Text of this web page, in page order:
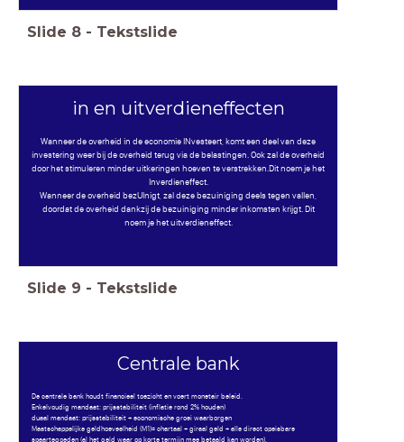
Slide 8 - Tekstslide
in en uitverdieneffecten
Wanneer de overheid in de economie INvesteert, komt een deel van deze
investering weer bij de overheid terug via de belastingen. Ook zal de overheid
door het stimuleren minder uitkeringen hoeven te verstrekken.Dit noem je het
Inverdieneffect.
Wanneer de overheid bezUInigt, zal deze bezuiniging deels tegen vallen,
doordat de overheid dankzij de bezuiniging minder inkomsten krijgt. Dit
noem je het uitverdieneffect.
Slide 9 - Tekstslide
Centrale bank
De centrale bank houdt financieel toezicht en voert monetair beleid.
Enkelvoudig mandaat: prijsstabiliteit (inflatie rond 2% houden)
duaal mandaat: prijsstabiliteit + economische groei waarborgen
Maatschappelijke geldhoeveelheid (M1)= chartaal + giraal geld + alle direct opeisbare
spaartegoeden (al het geld waar op korte termijn mee betaald kan worden).